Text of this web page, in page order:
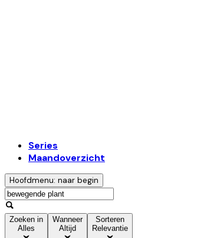
Series
Maandoverzicht
Hoofdmenu: naar begin
Zoeken in
Alles
Wanneer
Altijd
Sorteren
Relevantie